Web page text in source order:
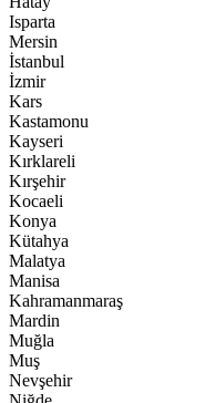
Isparta
Mersin
İstanbul
İzmir
Kars
Kastamonu
Kayseri
Kırklareli
Kırşehir
Kocaeli
Konya
Kütahya
Malatya
Manisa
Kahramanmaraş
Mardin
Muğla
Muş
Nevşehir